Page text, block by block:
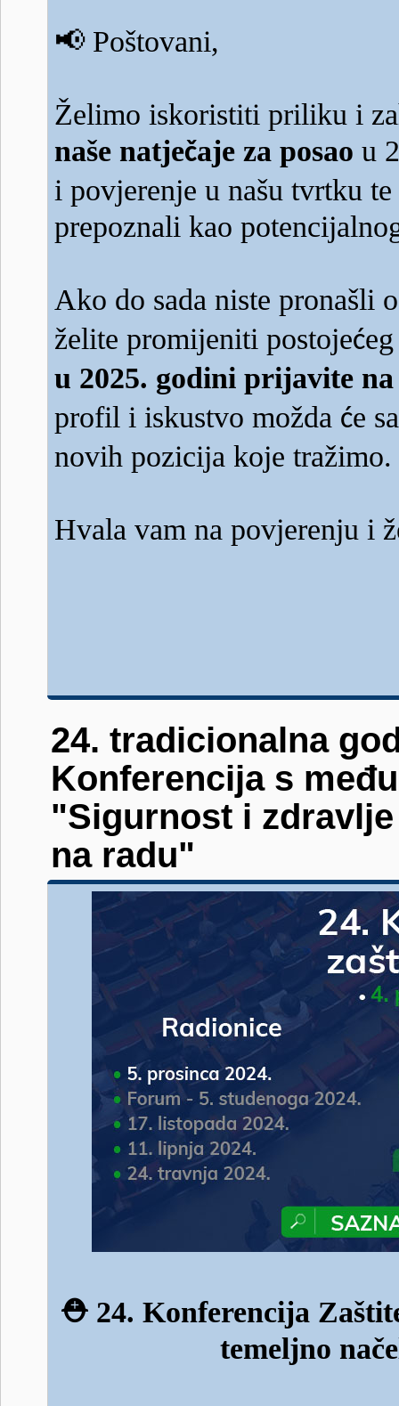
📢Poštovani,
Želimo iskoristiti priliku i
naše natječaje za posao u
i povjerenje u našu tvrtku
prepoznali kao
Ako do sada niste pronašli
želite promijeniti postojeć
u 2025. godini prijavite na
profil i iskustvo možda će
novih pozicija koje tražimo.
Hvala vam na povjerenju i
24. tradicionalna
Konferencija s
"Sigurnost i
na radu"
⛑️ 24. Konferencija
temeljno